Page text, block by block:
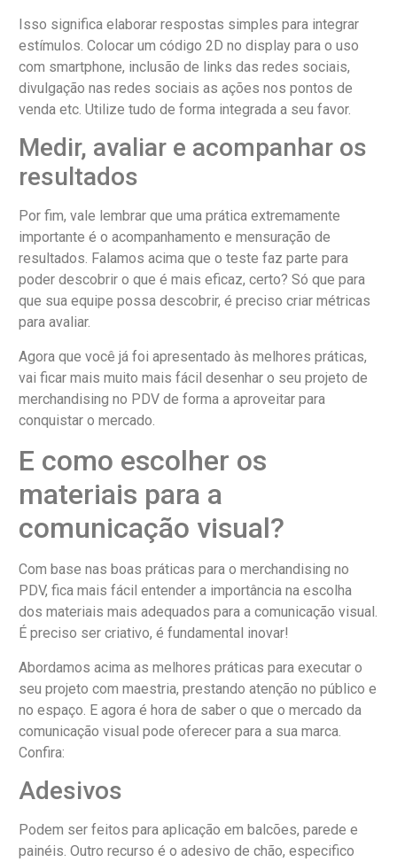
Isso significa elaborar respostas simples para integrar
estímulos. Colocar um código 2D no display para o uso
com smartphone, inclusão de links das redes sociais,
divulgação nas redes sociais as ações nos pontos de
venda etc. Utilize tudo de forma integrada a seu favor.
Medir, avaliar e acompanhar os
resultados
Por fim, vale lembrar que uma prática extremamente
importante é o acompanhamento e mensuração de
resultados. Falamos acima que o teste faz parte para
poder descobrir o que é mais eficaz, certo? Só que para
que sua equipe possa descobrir, é preciso criar métricas
para avaliar.
Agora que você já foi apresentado às melhores práticas,
vai ficar mais muito mais fácil desenhar o seu projeto de
merchandising no PDV de forma a aproveitar para
conquistar o mercado.
E como escolher os
materiais para a
comunicação visual?
Com base nas boas práticas para o merchandising no
PDV, fica mais fácil entender a importância na escolha
dos materiais mais adequados para a comunicação visual.
É preciso ser criativo, é fundamental inovar!
Abordamos acima as melhores práticas para executar o
seu projeto com maestria, prestando atenção no público e
no espaço. E agora é hora de saber o que o mercado da
comunicação visual pode oferecer para a sua marca.
Confira:
Adesivos
Podem ser feitos para aplicação em balcões, parede e
painéis. Outro recurso é o adesivo de chão, especifico